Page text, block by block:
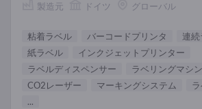
製造元 ドイツ グローバル
粘着ラベル バーコードプリンタ
連
紙ラベル
インクジェットプリンター
ラベルディスペンサー
ラベリングマシン
CO2レーザー
マーキングシステム
...